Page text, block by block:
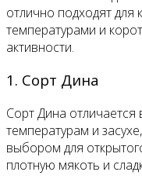
отлично подходят
температурами и
активности.
1. Сорт Дина
Сорт Дина отличается
температурам и
выбором для
плотную мякоть и